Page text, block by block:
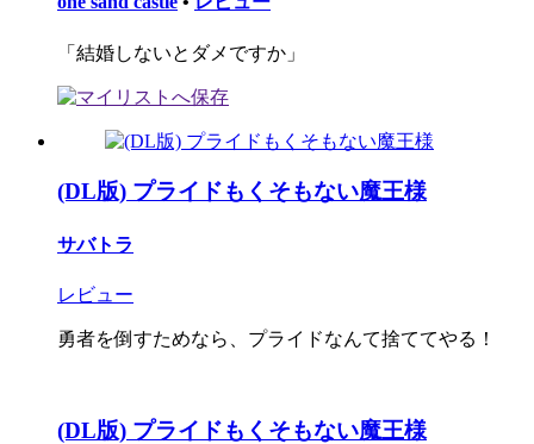
「結婚しないとダメですか」
(DL版) プライドもくそもない魔王様
サバトラ
レビュー
勇者を倒すためなら、プライドなんて捨ててやる！
(DL版) プライドもくそもない魔王様